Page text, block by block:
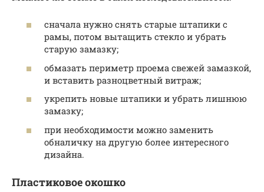
сначала нужно снять старые штапики с
рамы, потом вытащить стекло и убрать
старую замазку;
обмазать периметр проема свежей замазкой,
и вставить разноцветный витраж;
укрепить новые штапики и убрать лишнюю
замазку;
при необходимости можно заменить
обналичку на другую более интересного
дизайна.
Пластиковое окошко